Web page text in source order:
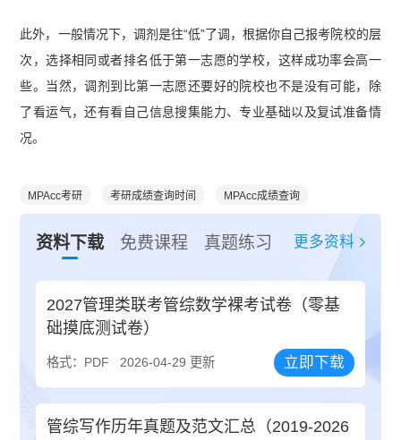
此外，一般情况下，调剂是往“低”了调，根据你自己报考院校的层
次，选择相同或者排名低于第一志愿的学校，这样成功率会高一
些。当然，调剂到比第一志愿还要好的院校也不是没有可能，除
了看运气，还有看自己信息搜集能力、专业基础以及复试准备情
况。
MPAcc考研 考研成绩查询时间 MPAcc成绩查询
资料下载 免费课程 真题练习 更多资料
2027管理类联考管综数学裸考试卷（零基
础摸底测试卷）
格式：PDF 2026-04-29 更新 立即下载
管综写作历年真题及范文汇总（2019-2026